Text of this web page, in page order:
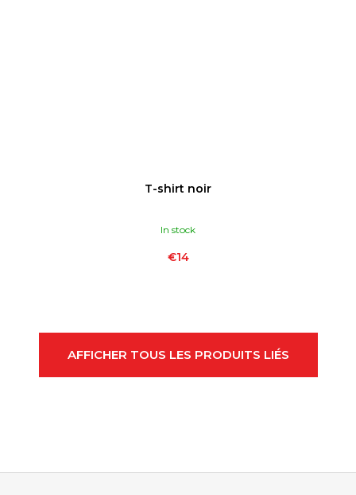
T-shirt noir
In stock
€14
AFFICHER TOUS LES PRODUITS LIÉS